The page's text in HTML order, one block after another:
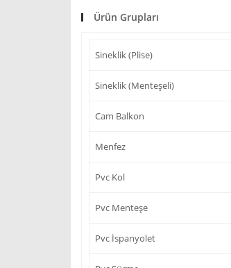
Ürün Grupları
Sineklik (Plise)
Sineklik (Menteşeli)
Cam Balkon
Menfez
Pvc Kol
Pvc Menteşe
Pvc İspanyolet